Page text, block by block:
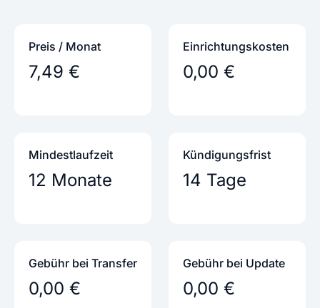
Preis / Monat
7,49 €
Einrichtungs­kosten
0,00 €
Mindestlaufzeit
12 Monate
Kündigungs­frist
14 Tage
Gebühr bei Transfer
0,00 €
Gebühr bei Update
0,00 €